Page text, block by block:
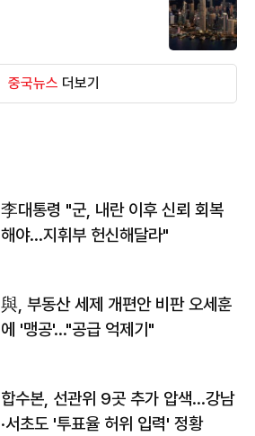
중국뉴스 더보기
李대통령 "군, 내란 이후 신뢰 회복
해야…지휘부 헌신해달라"
與, 부동산 세제 개편안 비판 오세훈
에 '맹공'…"공급 억제기"
합수본, 선관위 9곳 추가 압색…강남
·서초도 '투표율 허위 입력' 정황